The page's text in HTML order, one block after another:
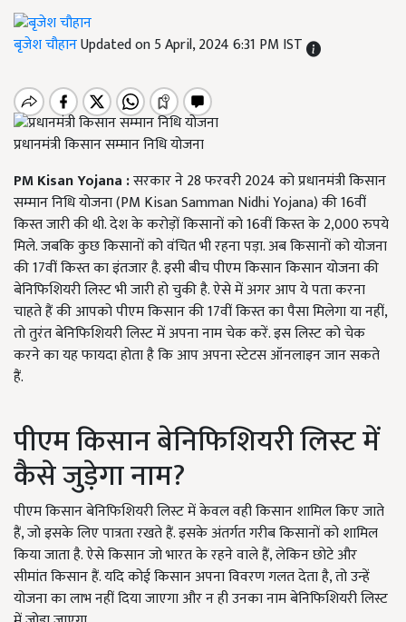
बृजेश चौहानUpdated on 5 April, 2024 6:31 PM IST
प्रधानमंत्री किसान सम्मान निधि योजना
PM Kisan Yojana :सरकार ने 28 फरवरी 2024 को प्रधानमंत्री किसान
सम्मान निधि योजना (PM Kisan Samman Nidhi Yojana) की 16वीं
किस्त जारी की थी. देश के करोड़ों किसानों को 16वीं किस्त के 2,000 रुपये
मिले. जबकि कुछ किसानों को वंचित भी रहना पड़ा. अब किसानों को योजना
की 17वीं किस्त का इंतजार है. इसी बीच पीएम किसान किसान योजना की
बेनिफिशियरी लिस्ट भी जारी हो चुकी है. ऐसे में अगर आप ये पता करना
चाहते हैं की आपको पीएम किसान की 17वीं किस्त का पैसा मिलेगा या नहीं,
तो तुरंत बेनिफिशियरी लिस्ट में अपना नाम चेक करें. इस लिस्ट को चेक
करने का यह फायदा होता है कि आप अपना स्टेटस ऑनलाइन जान सकते
हैं.
पीएम किसान बेनिफिशियरी लिस्ट में
कैसे जुड़ेगा नाम?
पीएम किसान बेनिफिशियरी लिस्ट में केवल वही किसान शामिल किए जाते
हैं, जो इसके लिए पात्रता रखते हैं. इसके अंतर्गत गरीब किसानों को शामिल
किया जाता है. ऐसे किसान जो भारत के रहने वाले हैं, लेकिन छोटे और
सीमांत किसान हैं. यदि कोई किसान अपना विवरण गलत देता है, तो उन्हें
योजना का लाभ नहीं दिया जाएगा और न ही उनका नाम बेनिफिशियरी लिस्ट